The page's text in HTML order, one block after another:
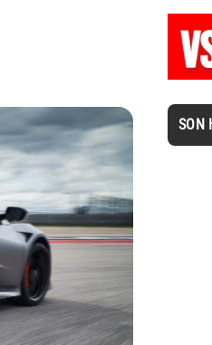
SON